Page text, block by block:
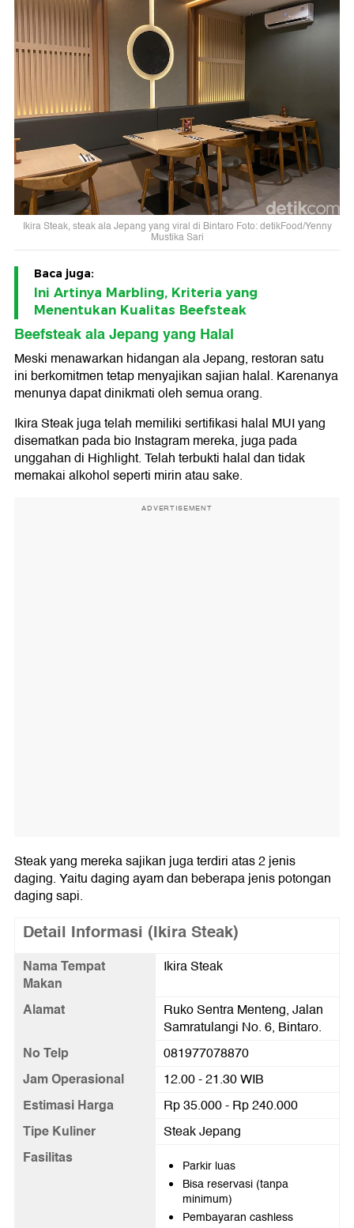
Ikira Steak, steak ala Jepang yang viral di Bintaro Foto: detikFood/Yenny
Mustika Sari
Baca juga:
Ini Artinya Marbling, Kriteria yang
Menentukan Kualitas Beefsteak
Beefsteak ala Jepang yang Halal
Meski menawarkan hidangan ala Jepang, restoran satu
ini berkomitmen tetap menyajikan sajian halal. Karenanya
menunya dapat dinikmati oleh semua orang.
Ikira Steak juga telah memiliki sertifikasi halal MUI yang
disematkan pada bio Instagram mereka, juga pada
unggahan di Highlight. Telah terbukti halal dan tidak
memakai alkohol seperti mirin atau sake.
ADVERTISEMENT
Steak yang mereka sajikan juga terdiri atas 2 jenis
daging. Yaitu daging ayam dan beberapa jenis potongan
daging sapi.
Detail Informasi (Ikira Steak)
Nama Tempat
Makan
Ikira Steak
Alamat
Ruko Sentra Menteng, Jalan
Samratulangi No. 6, Bintaro.
No Telp 081977078870
Jam Operasional 12.00 - 21.30 WIB
Estimasi Harga Rp 35.000 - Rp 240.000
Tipe Kuliner Steak Jepang
Fasilitas
Parkir luas
Bisa reservasi (tanpa
minimum)
Pembayaran cashless